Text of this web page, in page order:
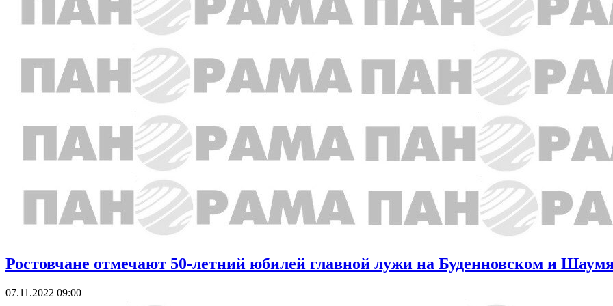
Ростовчане отмечают 50-летний юбилей главной лужи на Буденновском и
07.11.2022 09:00